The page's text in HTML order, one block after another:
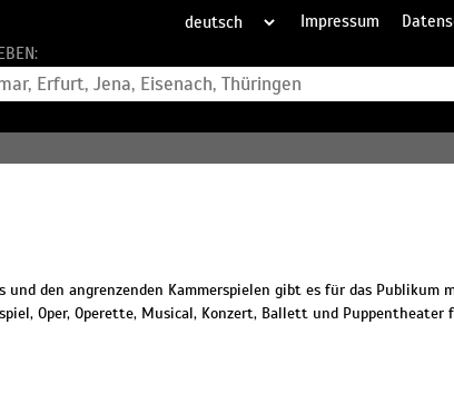
Impressum
den angrenzenden Kammerspielen gibt es für das Publikum
Oper, Operette, Musical, Konzert, Ballett und Puppentheater